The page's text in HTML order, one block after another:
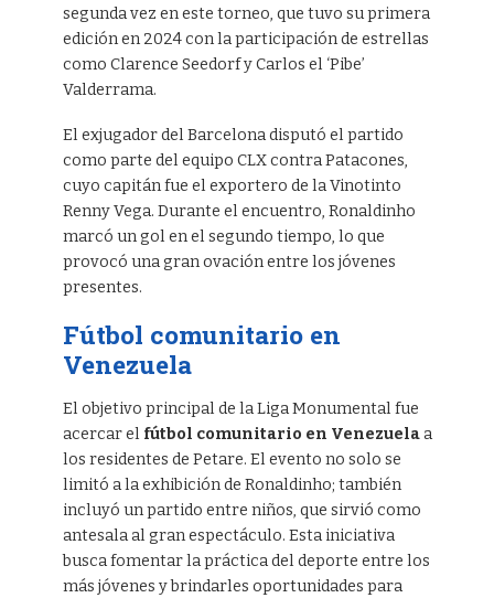
segunda vez en este torneo, que tuvo su primera
edición en 2024 con la participación de estrellas
como Clarence Seedorf y Carlos el ‘Pibe’
Valderrama.
El exjugador del Barcelona disputó el partido
como parte del equipo CLX contra Patacones,
cuyo capitán fue el exportero de la Vinotinto
Renny Vega. Durante el encuentro, Ronaldinho
marcó un gol en el segundo tiempo, lo que
provocó una gran ovación entre los jóvenes
presentes.
Fútbol comunitario en
Venezuela
El objetivo principal de la Liga Monumental fue
acercar el fútbol comunitario en Venezuelaa
los residentes de Petare. El evento no solo se
limitó a la exhibición de Ronaldinho; también
incluyó un partido entre niños, que sirvió como
antesala al gran espectáculo. Esta iniciativa
busca fomentar la práctica del deporte entre los
más jóvenes y brindarles oportunidades para